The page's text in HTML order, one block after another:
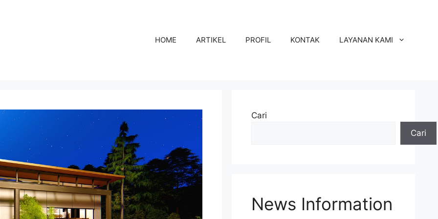
HOME ARTIKEL PROFIL KONTAK LAYANAN KAMI
Cari
Cari
News Information